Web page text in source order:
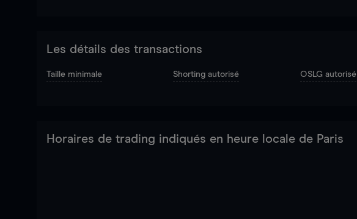
Les détails des transactions
Taille minimale Shorting autorisé OSLG autorisé
Horaires de trading indiqués en heure locale de Paris